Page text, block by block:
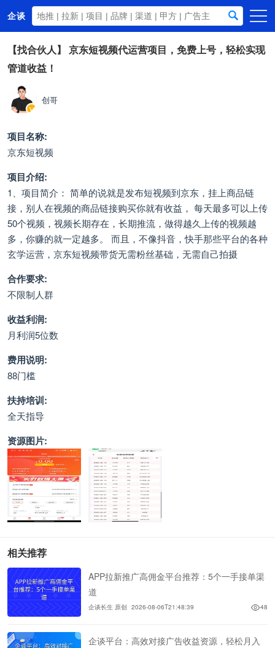
企谈
首页
商务资源
资讯动态
关于我们
【找合伙人】 京东短视频代运营项目，免费上号，轻松实现
管道收益！
创哥
项目名称:
京东短视频
项目介绍:
1、项目简介： 简单的说就是发布短视频到京东，挂上商品链
接，别人在视频的商品链接购买你就有收益， 每天最多可以上传
50个视频，视频长期存在，长期推流，做得越久上传的视频越
多，你赚的就一定越多。 而且，不像抖音，快手那些平台的各种
玄学运营，京东短视频带货无需粉丝基础，无需自己拍摄
合作要求:
不限制人群
收益利润:
月利润5位数
费用说明:
88门槛
扶持培训:
全天指导
资源图片:
相关推荐
APP拉新推广高佣金平台推荐：5个一手接单渠
道
企谈长生 原创 2026-08-06T21:48:39 48
企谈平台：高效对接广告收益资源，轻松月入